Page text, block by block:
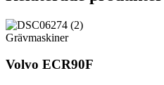
Grävmaskiner
Volvo ECR90F